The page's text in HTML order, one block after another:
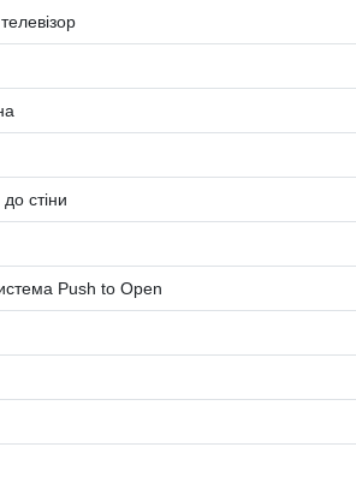
стіни
Push to Open